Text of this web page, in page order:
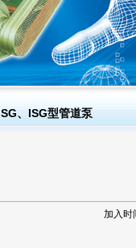
SG、ISG型管道泵
加入